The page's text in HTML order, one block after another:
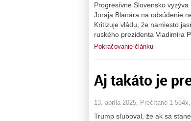
Progresívne Slovensko
Juraja Blanára na odsúdenie
Kritizuje vládu, že namiesto
ruského prezidenta Vladimira
Pokračovanie článku
Aj takáto je
13. apríla 2025, Prečítané 1 584x,
Trump sľuboval, že ak sa